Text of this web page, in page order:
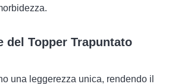
del Topper Trapuntato
una leggerezza unica, rendendo il